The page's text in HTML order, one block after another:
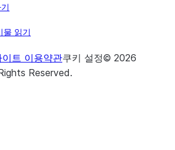
물 읽기
이트 이용약관쿠키 설정© 2026
Reserved.